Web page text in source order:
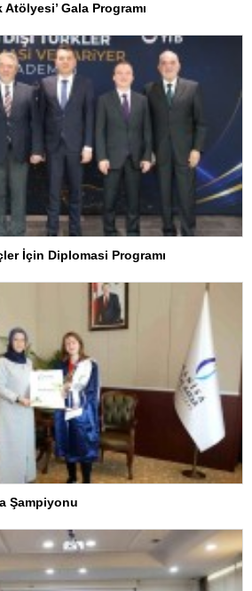
Gala Programı
İçin Diplomasi Programı
Şampiyonu